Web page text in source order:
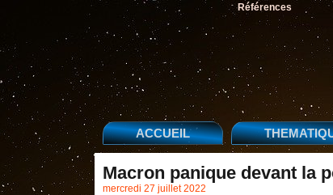
Références
ACCUEIL
Macron panique devant la
mercredi 27 juillet 2022